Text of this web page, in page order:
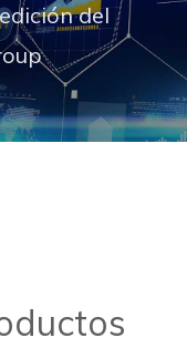
del